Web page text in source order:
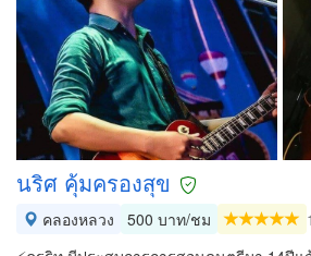
นริศ คุ้มครองสุข
คลองหลวง 500 บาท/ชม